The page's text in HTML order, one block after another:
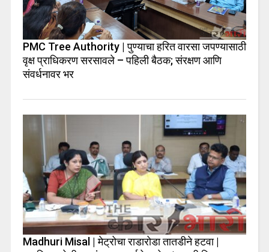
PMC Tree Authority | पुण्याचा हरित वारसा जपण्यासाठी
वृक्ष प्राधिकरण सरसावले – पहिली बैठक; संरक्षण आणि
संवर्धनावर भर
Madhuri Misal | मेट्रोचा राडारोडा तातडीने हटवा |